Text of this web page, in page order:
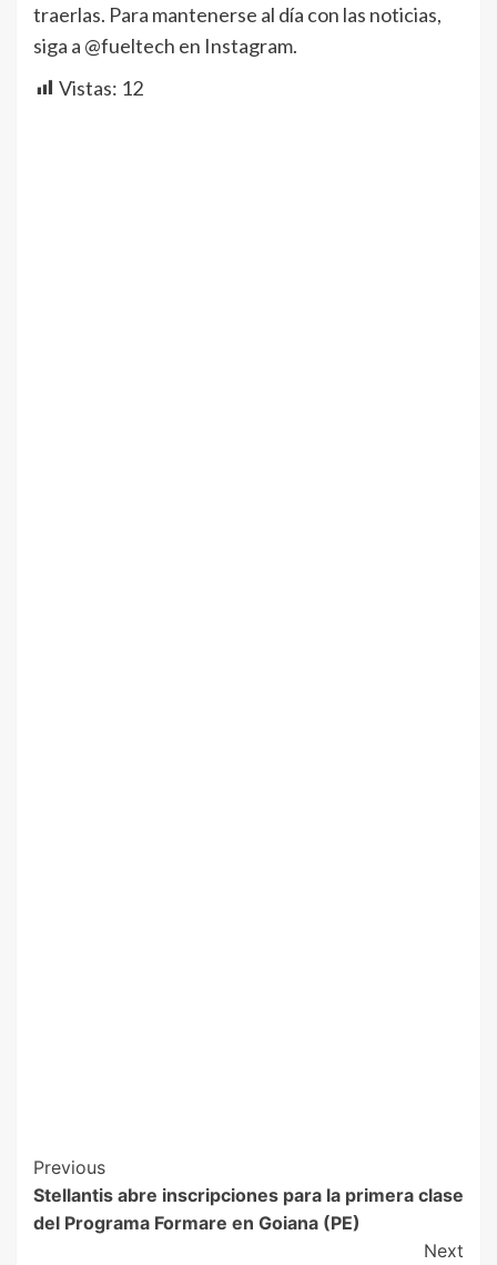
traerlas. Para mantenerse al día con las noticias,
siga a @fueltech en Instagram.
Vistas: 12
Previous
Stellantis abre inscripciones para la primera clase
del Programa Formare en Goiana (PE)
Next